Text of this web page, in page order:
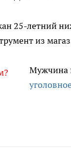
25-летний
из
Мужчина